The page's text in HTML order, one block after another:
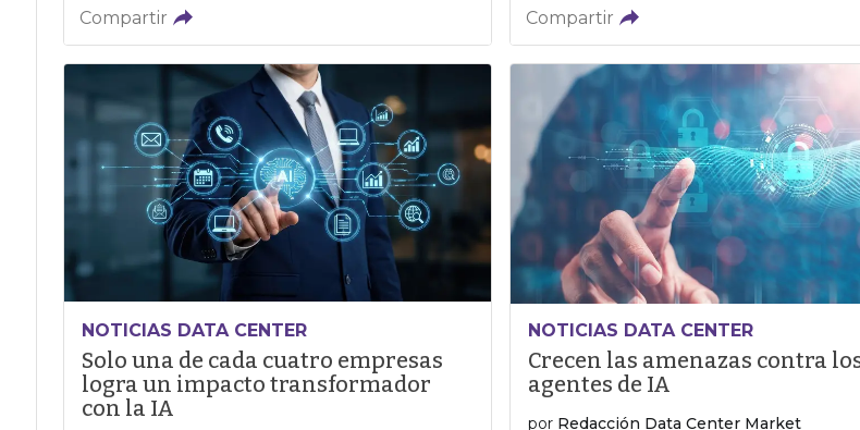
Compartir Compartir
NOTICIAS DATA CENTER
Solo una de cada cuatro empresas
logra un impacto transformador
con la IA
NOTICIAS DATA CENTER
Crecen las amenazas contra
agentes de IA
por Redacción Data Center Market